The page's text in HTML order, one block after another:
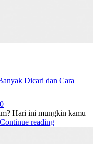
Dicari dan Cara
0
Hari ini mungkin kamu
Continue reading